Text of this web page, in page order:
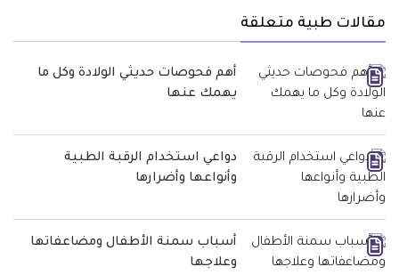
مقالات طبية متعلقة
أهم فحوصات حديثي الولادة وكل ما
يهمك عنها
دواعي استخدام الرقبة الطبية
وأنواعها وأضرارها
أسباب سمنة الأطفال ومضاعفاتها
وعلاجها